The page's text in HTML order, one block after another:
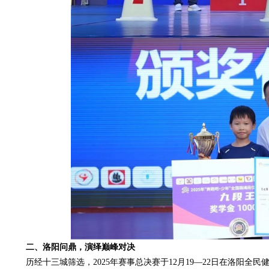
二、洛阳问鼎，演绎巅峰对决
历经十三城筛选，2025年赛事总决赛于12月19—22日在洛阳全